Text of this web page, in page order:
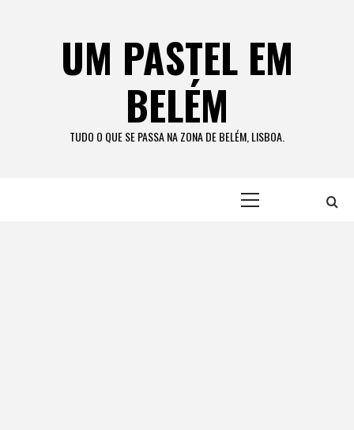
UM PASTEL EM
BELÉM
TUDO O QUE SE PASSA NA ZONA DE BELÉM, LISBOA.